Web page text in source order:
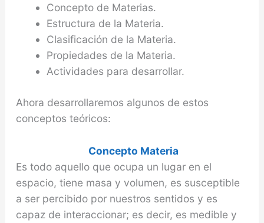
Concepto de Materias.
Estructura de la Materia.
Clasificación de la Materia.
Propiedades de la Materia.
Actividades para desarrollar.
Ahora desarrollaremos algunos de estos
conceptos teóricos:
Concepto Materia
Es todo aquello que ocupa un lugar en el
espacio, tiene masa y volumen, es susceptible
a ser percibido por nuestros sentidos y es
capaz de interaccionar; es decir, es medible y